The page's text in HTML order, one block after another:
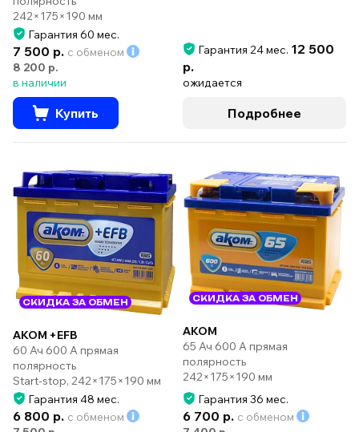
242×175×190 мм
Гарантия 60 мес.
7 500 р. с обменом
8 200 р.
в наличии
Купить
Гарантия 24 мес. 12 500
р.
ожидается
Подробнее
СКИДКА ЗА ОБМЕН
AKOM +EFB
60 Ач 600 А прямая
полярность
Start-stop, 242×175×190 мм
Гарантия 48 мес.
6 800 р. с обменом
СКИДКА ЗА ОБМЕН
AKOM
65 Ач 600 А прямая
полярность
242×175×190 мм
Гарантия 36 мес.
6 700 р. с обменом